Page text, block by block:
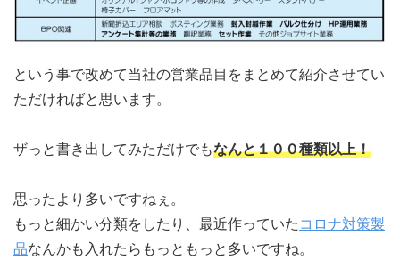
という事で改めて当社の営業品目をまとめて紹介させてい
ただければと思います。
ザっと書き出してみただけでもなんと１００種類以上！
思ったより多いですねぇ。
もっと細かい分類をしたり、最近作っていた コロナ対策製
品なんかも入れたらもっともっと多いですね。